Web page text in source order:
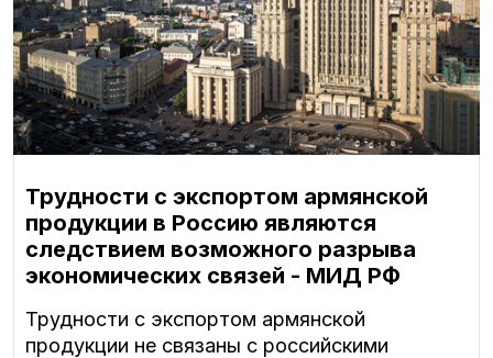
Трудности с экспортом армянской
продукции в Россию являются
следствием возможного разрыва
экономических связей - МИД РФ
Трудности с экспортом армянской
продукции не связаны с российскими